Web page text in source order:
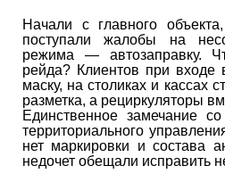
Начали с главного
поступали жалобы на
режима — автозаправку.
рейда? Клиентов при входе
маску, на столиках и кассах
разметка, а рециркуляторы
Единственное замечание
территориального
нет маркировки и состава
недочет обещали исправить